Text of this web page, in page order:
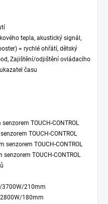
tepla, akustický signál,
= rychlé ohřátí, dětský
Zajištění/odjištění ovládacího
času
TOUCH-CONTROL
TOUCH-CONTROL
senzorem TOUCH-CONTROL
TOUCH-CONTROL
3700W/210mm
180mm